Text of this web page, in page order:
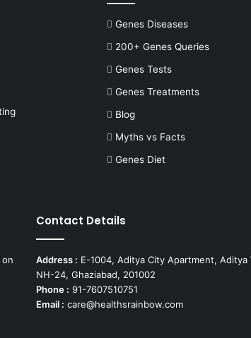
Genes Diseases
200+ Genes Queries
Genes Tests
Genes Treatments
Blog
Myths vs Facts
Genes Diet
Contact Details
Address : E-1004, Aditya City Apartment, Aditya
NH-24, Ghaziabad, 201002
Phone : 91-7607510751
Email : care@healthsrainbow.com